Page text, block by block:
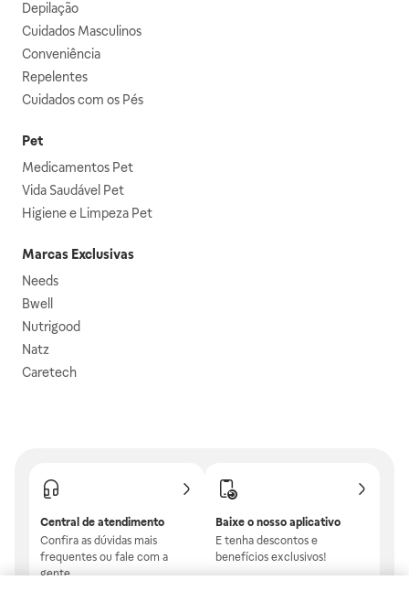
Depilação
Cuidados Masculinos
Conveniência
Repelentes
Cuidados com os Pés
Pet
Medicamentos Pet
Vida Saudável Pet
Higiene e Limpeza Pet
Marcas Exclusivas
Needs
Bwell
Nutrigood
Natz
Caretech
Central de atendimento
Confira as dúvidas mais
frequentes ou fale com a
gente.
Baixe o nosso aplicativo
E tenha descontos e
benefícios exclusivos!